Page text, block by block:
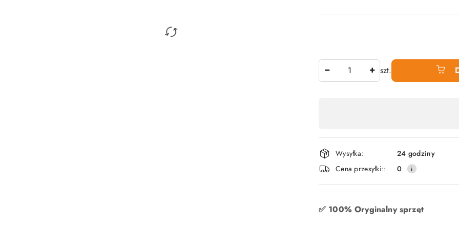
szt.
,
płatność
i
dostawa
Wysyłka:
24 godziny
Cena przesyłki::
0
✅ 100% Oryginalny sprzęt